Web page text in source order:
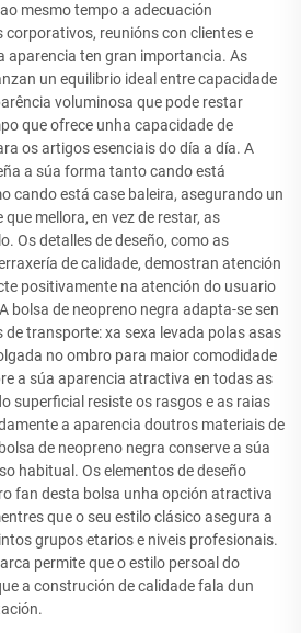
mesmo tempo a adecuación
reunións con clientes e
aparencia ten gran importancia. As
un equilibrio ideal entre capacidade
voluminosa que pode restar
que ofrece unha capacidade de
os artigos esenciais do día a día. A
a súa forma tanto cando está
cando está case baleira, asegurando un
mellora, en vez de restar, as
Os detalles de deseño, como as
de calidade, demostran atención
positivamente na atención do usuario
bolsa de neopreno negra adapta-se sen
transporte: xa sexa levada polas asas
no ombro para maior comodidade
a súa aparencia atractiva en todas as
superficial resiste os rasgos e as raias
a aparencia doutros materiais de
de neopreno negra conserve a súa
habitual. Os elementos de deseño
fan desta bolsa unha opción atractiva
que o seu estilo clásico asegura a
grupos etarios e niveis profesionais.
permite que o estilo persoal do
a construción de calidade fala dun